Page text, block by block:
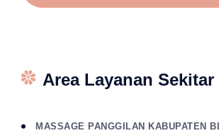
Area Layanan Sekitar
MASSAGE PANGGILAN KABUPATEN